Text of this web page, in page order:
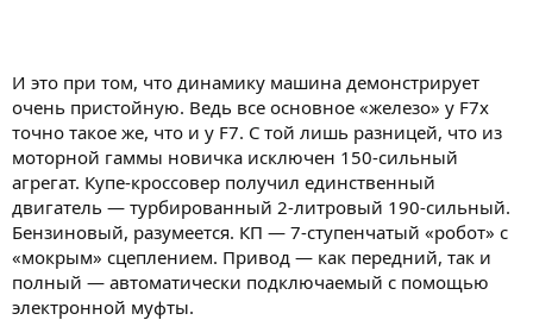
И это при том, что динамику машина демонстрирует
очень пристойную. Ведь все основное «железо» у F7x
точно такое же, что и у F7. С той лишь разницей, что из
моторной гаммы новичка исключен 150-сильный
агрегат. Купе-кроссовер получил единственный
двигатель — турбированный 2-литровый 190-сильный.
Бензиновый, разумеется. КП — 7-ступенчатый «робот» с
«мокрым» сцеплением. Привод — как передний, так и
полный — автоматически подключаемый с помощью
электронной муфты.